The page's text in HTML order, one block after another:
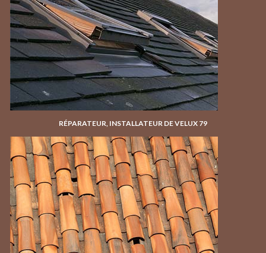
RÉPARATEUR, INSTALLATEUR DE VELUX 79